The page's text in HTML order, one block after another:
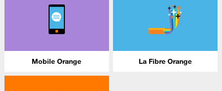
Mobile Orange La Fibre Orange